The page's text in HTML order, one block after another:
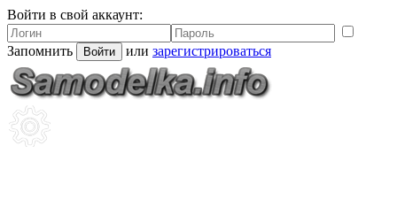
Войти в свой аккаунт:
Запомнить Войти или зарегистрироваться